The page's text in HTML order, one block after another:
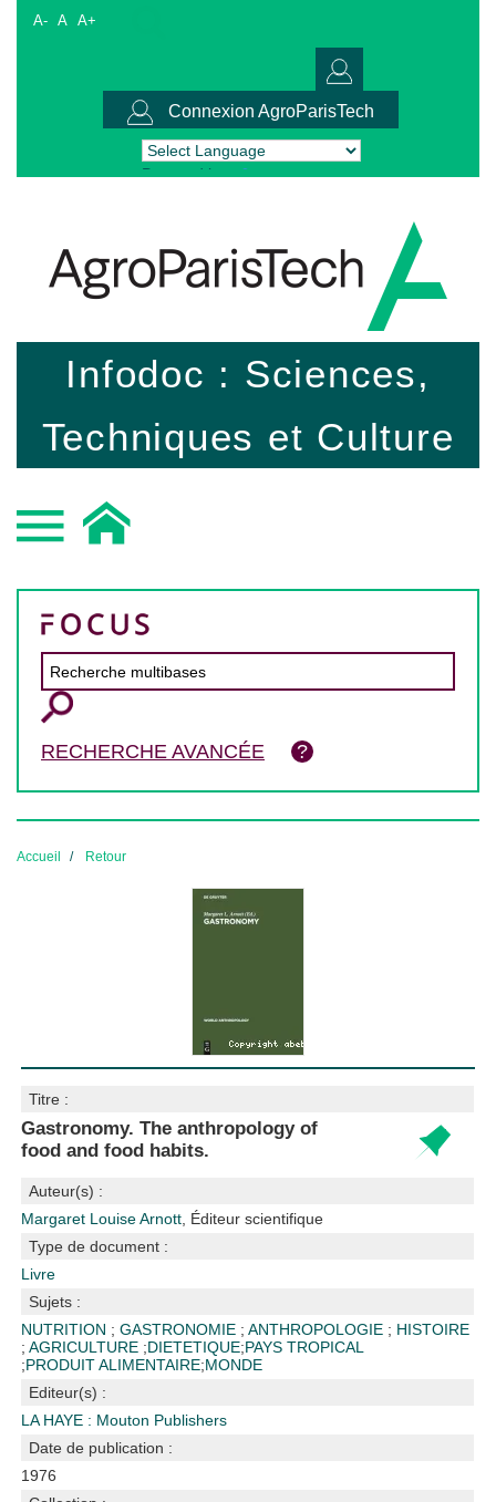
A- A A+
Connexion AgroParisTech
Powered by Translate
Infodoc : Sciences,
Techniques et Culture
RECHERCHE AVANCÉE
Accueil Retour
Titre :
Gastronomy. The anthropology of
food and food habits.
Auteur(s) :
Margaret Louise Arnott , Éditeur scientifique
Type de document :
Livre
Sujets :
NUTRITION ;GASTRONOMIE ;ANTHROPOLOGIE ; HISTOIRE
;AGRICULTURE ;DIETETIQUE;PAYS TROPICAL
;PRODUIT ALIMENTAIRE;MONDE
Editeur(s) :
LA HAYE : Mouton Publishers
Date de publication :
1976